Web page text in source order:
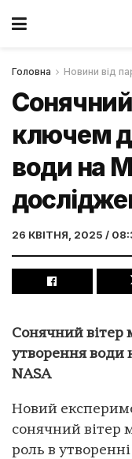
Головна Новини від
ключем
води на
26 КВІТНЯ, 2025 /
Сонячний вітер
утворення води
NASA
Новий
сонячний вітер
роль в